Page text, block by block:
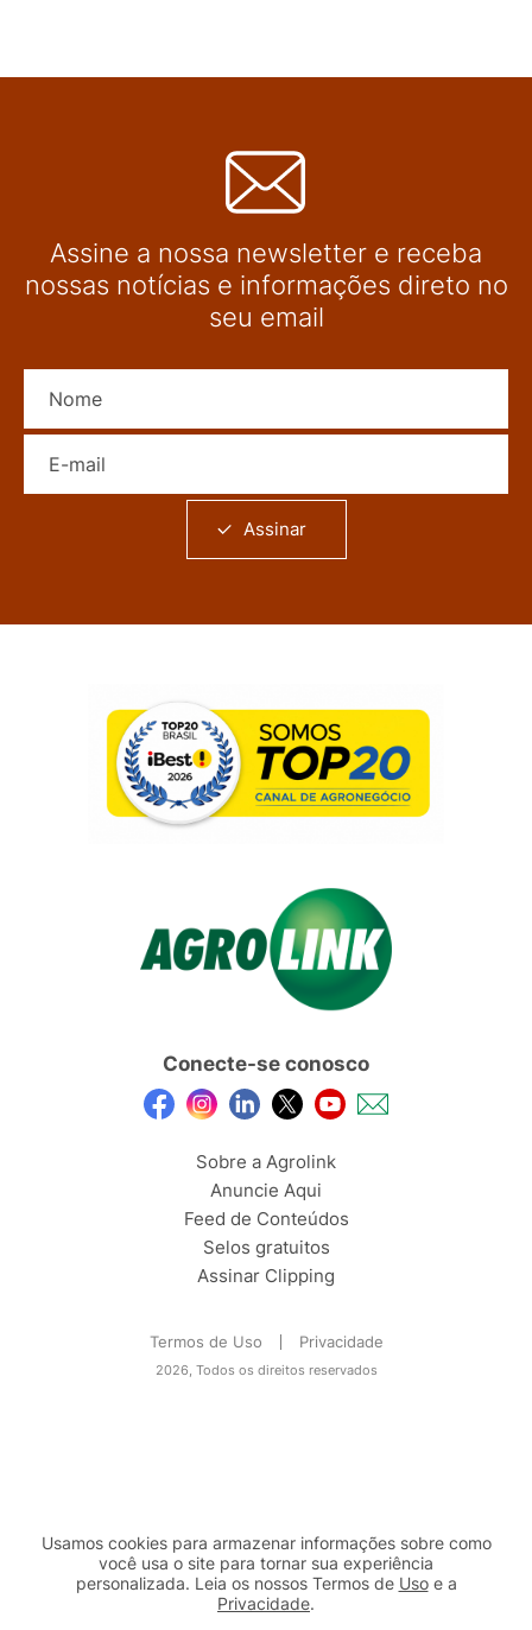
Assine a nossa newsletter e receba
nossas notícias e informações direto no
seu email
Assinar
Conecte-se conosco
Sobre a Agrolink
Anuncie Aqui
Feed de Conteúdos
Selos gratuitos
Assinar Clipping
Termos de Uso Privacidade
2026, Todos os direitos reservados
Usamos cookies para armazenar informações sobre como
você usa o site para tornar sua experiência
personalizada. Leia os nossos Termos de Usoe a
Privacidade.